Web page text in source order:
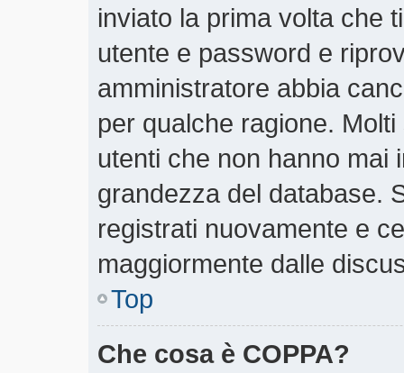
inviato la prima volta che
utente e password e
amministratore abbia
per qualche ragione.
utenti che non hanno mai
grandezza del database.
registrati nuovamente e
maggiormente dalle
Top
Che cosa è COPPA?